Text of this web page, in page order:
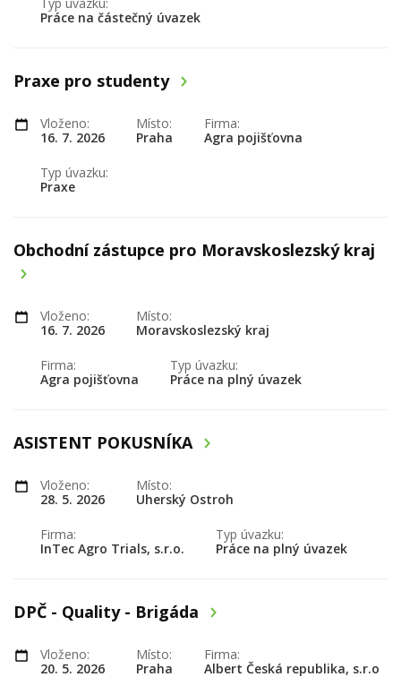
Práce na částečný úvazek
Praxe pro studenty
Vloženo:
16. 7. 2026
Místo:
Praha
Firma:
Agra pojišťovna
Typ úvazku:
Praxe
Obchodní zástupce pro Moravskoslezský kraj
Vloženo:
16. 7. 2026
Místo:
Moravskoslezský kraj
Firma:
Agra pojišťovna
Typ úvazku:
Práce na plný úvazek
ASISTENT POKUSNÍKA
Vloženo:
28. 5. 2026
Místo:
Uherský Ostroh
Firma:
InTec Agro Trials, s.r.o.
Typ úvazku:
Práce na plný úvazek
DPČ - Quality - Brigáda
Vloženo:
20. 5. 2026
Místo:
Praha
Firma:
Albert Česká republika, s.r.o